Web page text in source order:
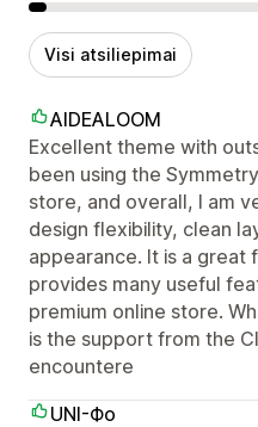
Neigiami atsiliepimai
Visi atsiliepimai
AIDEALOOM
Excellent theme with
been using the
store, and overall, I am
design flexibility, clean
appearance. It is a great
provides many useful
premium online store.
is the support from the
encountere
UNI-Фо